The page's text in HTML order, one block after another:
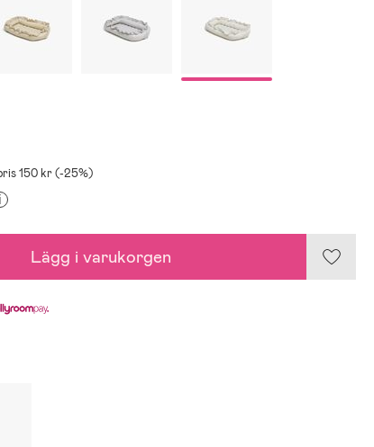
150 kr (-25%)
Lägg i varukorgen